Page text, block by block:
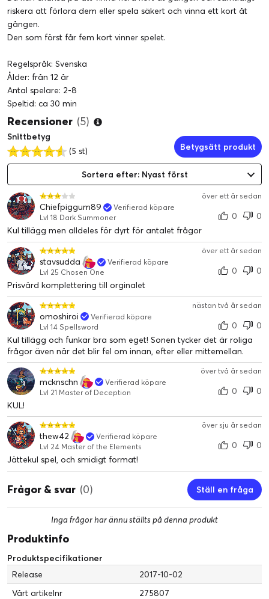
riskera att förlora dem eller spela säkert och vinna ett kort åt
gången.
Den som först får fem kort vinner spelet.
Regelspråk: Svenska
Ålder: från 12 år
Antal spelare: 2-8
Speltid: ca 30 min
Recensioner (5)
Snittbetyg
(5 st)
Betygsätt produkt
Sortera efter: Nyast först
över ett år sedan
Chiefpiggum89
Verifierad köpare
Lvl 18 Dark Summoner
0
0
Kul tillägg men alldeles för dyrt för antalet frågor
över ett år sedan
stavsudda
Verifierad köpare
Lvl 25 Chosen One
0
0
Prisvärd komplettering till orginalet
nästan två år sedan
omoshiroi
Verifierad köpare
Lvl 14 Spellsword
0
0
Kul tillägg och funkar bra som eget! Sonen tycker det är roliga
frågor även när det blir fel om innan, efter eller mittemellan.
över två år sedan
mcknschn
Verifierad köpare
Lvl 21 Master of Deception
0
0
KUL!
över sju år sedan
thew42
Verifierad köpare
Lvl 24 Master of the Elements
0
0
Jättekul spel, och smidigt format!
Frågor & svar (0) Ställ en fråga
Inga frågor har ännu ställts på denna produkt
Produktinfo
Produktspecifikationer
Release
2017-10-02
Vårt artikelnr
275807